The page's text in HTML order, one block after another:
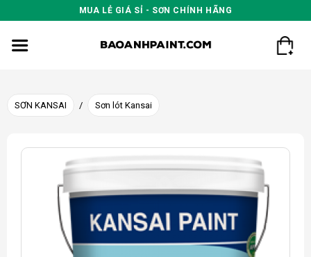
to
content
MUA LẺ GIÁ SỈ - SƠN CHÍNH HÃNG
SƠN KANSAI / Sơn lót Kansai